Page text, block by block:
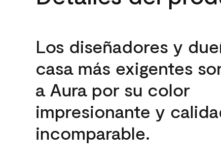
Los diseñadores y
casa más exigentes
a Aura por su color
impresionante y
incomparable.